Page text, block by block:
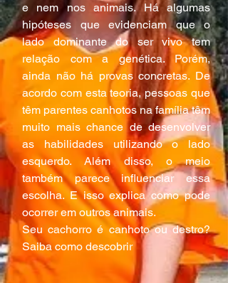
e nem nos animais. Há algumas
hipóteses que evidenciam que o
lado dominante do ser vivo tem
relação com a genética. Porém,
ainda não há provas concretas. De
acordo com esta teoria, pessoas que
têm parentes canhotos na família têm
muito mais chance de desenvolver
as habilidades utilizando o lado
esquerdo. Além disso, o meio
também parece influenciar essa
escolha. E isso explica como pode
ocorrer em outros animais.
Seu cachorro é canhoto ou destro?
Saiba como descobrir